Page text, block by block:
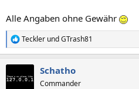
Alle Angaben ohne Gewähr
R
e
t
Teckler undGTrash81
Schatho
Commander